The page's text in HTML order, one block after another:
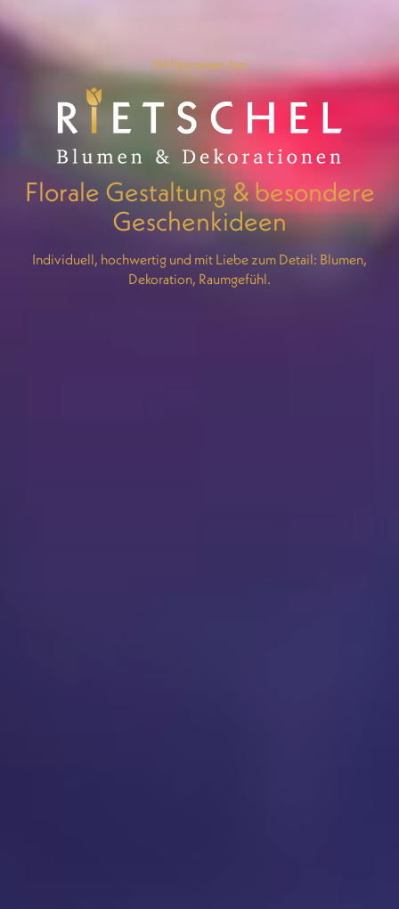
Willkommen bei
Florale Gestaltung & besondere
Geschenkideen
Individuell, hochwertig und mit Liebe zum Detail: Blumen,
Dekoration, Raumgefühl.